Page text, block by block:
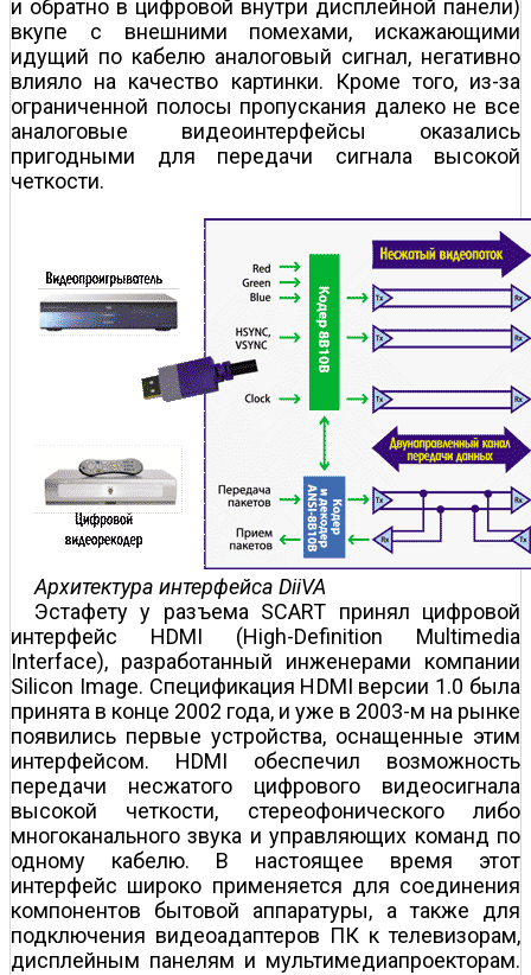
и обратно в цифровой внутри дисплейной панели)
вкупе с внешними помехами, искажающими
идущий по кабелю аналоговый сигнал, негативно
влияло на качество картинки. Кроме того, из-за
ограниченной полосы пропускания далеко не все
аналоговые видеоинтерфейсы оказались
пригодными для передачи сигнала высокой
четкости.
Архитектура интерфейса DiiVA
Эстафету у разъема SCART принял цифровой
интерфейс HDMI (High-Definition Multimedia
Interface), разработанный инженерами компании
Silicon Image. Спецификация HDMI версии 1.0 была
принята в конце 2002 года, и уже в 2003-м на рынке
появились первые устройства, оснащенные этим
интерфейсом. HDMI обеспечил возможность
передачи несжатого цифрового видеосигнала
высокой четкости, стереофонического либо
многоканального звука и управляющих команд по
одному кабелю. В настоящее время этот
интерфейс широко применяется для соединения
компонентов бытовой аппаратуры, а также для
подключения видео­адаптеров ПК к телевизорам,
дисплейным панелям и мультимедиапроекторам.